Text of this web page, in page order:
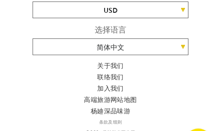
USD
选择语言
简体中文
关于我们
联络我们
加入我们
高端旅游网站地图
杨廸深品味游
条款及细则